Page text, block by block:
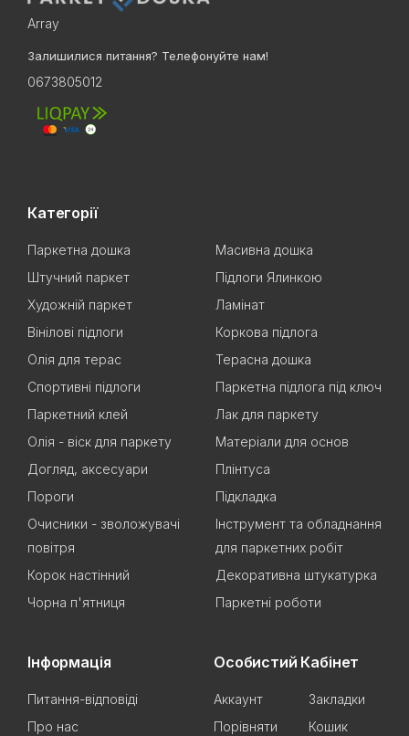
Array
Залишилися питання? Телефонуйте нам!
0673805012
Категорії
Паркетна дошка
Масивна дошка
Штучний паркет
Підлоги Ялинкою
Художній паркет
Ламінат
Вінілові підлоги
Коркова підлога
Олія для терас
Терасна дошка
Спортивні підлоги
Паркетна підлога під ключ
Паркетний клей
Лак для паркету
Олія - віск для паркету
Матеріали для основ
Догляд, аксесуари
Плінтуса
Пороги
Підкладка
Очисники - зволожувачі
повітря
Інструмент та обладнання
для паркетних робіт
Корок настінний
Декоративна штукатурка
Чорна п'ятниця
Паркетні роботи
Інформація
Питання-відповіді
Про нас
Особистий Кабінет
Аккаунт
Закладки
Порівняти
Кошик